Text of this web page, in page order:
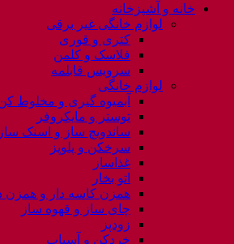
خانه و آشپزخانه
لوازم خانگی غیر برقی
کتری و قوری
فلاسک و کلمن
سرویس قابلمه
لوازم خانگی
آبمیوه گیری و مخلوط
توستر و مایکروفر
ساندویچ ساز و اسنک ساز
سرخکن و پلوپز
غذاساز
اتو بخار
همزن کاسه دار و همزن
چای ساز و قهوه ساز
زودپز
خردکن و آسیاب